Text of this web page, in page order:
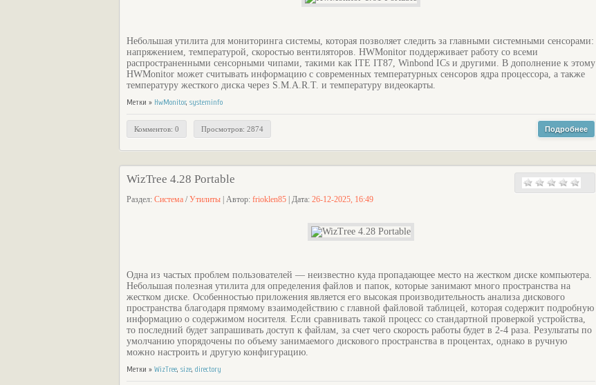
Небольшая утилита для мониторинга системы, которая позволяет следить за главными системными сенсорами:
напряжением, температурой, скоростью вентиляторов. HWMonitor поддерживает работу со всеми
распространенными сенсорными чипами, такими как ITE IT87, Winbond ICs и другими. В дополнение к этому
HWMonitor может считывать информацию с современных температурных сенсоров ядра процессора, а также
температуру жесткого диска через S.M.A.R.T. и температуру видеокарты.
Метки » HwMonitor, systeminfo
Комментов: 0 Просмотров: 2874 Подробнее
WizTree 4.28 Portable
Раздел: Система /Утилиты | Автор: frioklen85 | Дата: 26-12-2025, 16:49
Одна из частых проблем пользователей — неизвестно куда пропадающее место на жестком диске компьютера.
Небольшая полезная утилита для определения файлов и папок, которые занимают много пространства на
жестком диске. Особенностью приложения является его высокая производительность анализа дискового
пространства благодаря прямому взаимодействию с главной файловой таблицей, которая содержит подробную
информацию о содержимом носителя. Если сравнивать такой процесс со стандартной проверкой устройства,
то последний будет запрашивать доступ к файлам, за счет чего скорость работы будет в 2-4 раза. Результаты по
умолчанию упорядочены по объему занимаемого дискового пространства в процентах, однако в ручную
можно настроить и другую конфигурацию.
Метки » WizTree, size, directory